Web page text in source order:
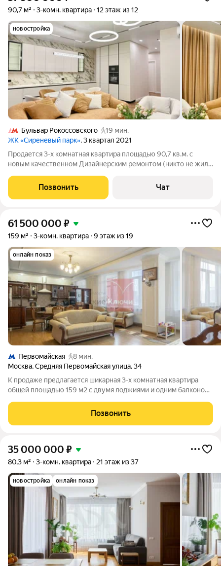
90,7 м² 3-комн. квартира 12 этаж из 12
новостройка
Бульвар Рокоссовского
19 мин.
ЖК «Сиреневый парк», 3 квартал 2021
Продается 3-х комнатная квартира площадью 90,7 кв.м. с
новым качественном Дизайнерским ремонтом (никто не жил)
Планировка квартиры: Кухня совмещённая с гостиной - 39 м2,
2 изолированные спальни (1
Позвонить Чат
61 500 000 ₽
159 м² 3-комн. квартира 9 этаж из 19
онлайн показ
Первомайская
8 мин.
Москва,Средняя Первомайская улица,34
К продаже предлагается шикарная 3-х комнатная квартира
общей площадью 159 м2 c двумя лоджиями и одним балконом
Измайлово! Квартира уютная, светлая с дизайнерским
ремонтом. Продуманная планировка
Позвонить
35 000 000 ₽
80,3 м² 3-комн. квартира 21 этаж из 37
новостройка онлайн показ